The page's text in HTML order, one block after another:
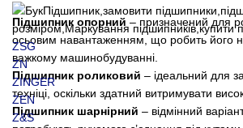
Підшипник опорний – призначений для
осьовим навантаженням, що робить його
важкому машинобудуванні.
Підшипник роликовий – ідеальний для
техніці, оскільки здатний витримувати
Підшипник шарнірний – відмінний
ZSG
ZN
ZINGER
ZEN
Z&S